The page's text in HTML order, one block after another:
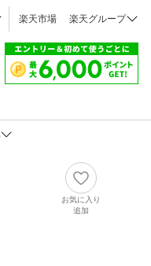
楽天市場 楽天グループ
お気に入り
追加